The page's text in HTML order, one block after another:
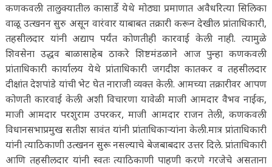
कणकवली तालुक्यातील कासार्डे येथे मोठ्या प्रमाणात अवैधरित्या सिलिका
वाळू उत्खनन सुरु असून वारंवार याबाबत तक्रारी करून देखील प्रांताधिकारी,
तहसीलदार यांनी अद्याप पर्यंत कोणतीही कारवाई केली नाही. त्यामुळे
शिवसेना उद्धव बाळासाहेब ठाकरे शिष्टमंडळाने आज पुन्हा कणकवली
प्रांताधिकारी कार्यालय येथे प्रांताधिकारी जगदीश कातकर व तहसीलदार
दीक्षांत देशपांडे यांची भेट घेत नाराजी व्यक्त केली. आमच्या तक्रारीवर आपण
कोणती कारवाई केली अशी विचारणा यावेळी माजी आमदार वैभव नाईक,
माजी आमदार परशुराम उपरकर, माजी आमदार राजन तेली, कणकवली
विधानसभाप्रमुख सतीश सावंत यांनी प्रांताधिकाऱ्यांना केली.मात्र प्रांताधिकारी
यांनी त्याठिकाणी उत्खनन सुरू नसल्याचे बेजबाबदार उत्तर दिले. प्रांताधिकारी
आणि तहसीलदार यांनी स्वतः त्याठिकाणी पाहणी करणे गरजेचे असताना